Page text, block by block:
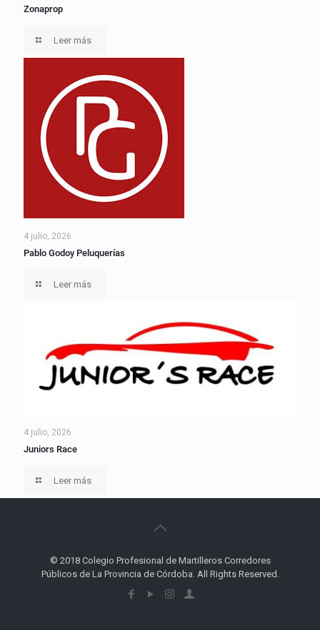
Zonaprop
Leer más
4 julio, 2026
Pablo Godoy Peluquerías
Leer más
4 julio, 2026
Juniors Race
Leer más
© 2018 Colegio Profesional de Martilleros Corredores
Públicos de La Provincia de Córdoba. All Rights Reserved.